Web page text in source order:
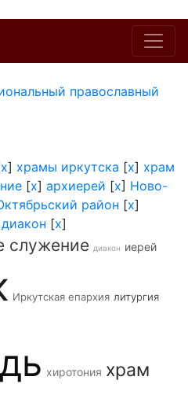
православный
x] храмы иркутска [x] храм
[x] архиерей [x] Ново-
район [x]
диакон [x]
служение диакон иерей
Иркутская епархия литургия
хиротония храм